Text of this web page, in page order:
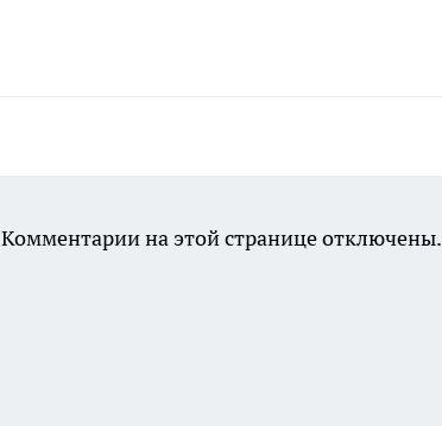
Комментарии на этой странице отключены.